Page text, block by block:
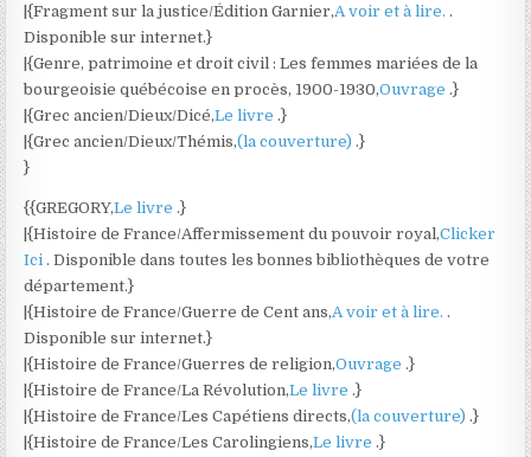
|{Fragment sur la justice/Édition Garnier,A voir et à lire. .
Disponible sur internet.}
|{Genre, patrimoine et droit civil : Les femmes mariées de la
bourgeoisie québécoise en procès, 1900-1930,Ouvrage .}
|{Grec ancien/Dieux/Dicé,Le livre .}
|{Grec ancien/Dieux/Thémis,(la couverture) .}
}
{{GREGORY,Le livre .}
|{Histoire de France/Affermissement du pouvoir royal,Clicker
Ici . Disponible dans toutes les bonnes bibliothèques de votre
département.}
|{Histoire de France/Guerre de Cent ans,A voir et à lire. .
Disponible sur internet.}
|{Histoire de France/Guerres de religion,Ouvrage .}
|{Histoire de France/La Révolution,Le livre .}
|{Histoire de France/Les Capétiens directs,(la couverture) .}
|{Histoire de France/Les Carolingiens,Le livre .}